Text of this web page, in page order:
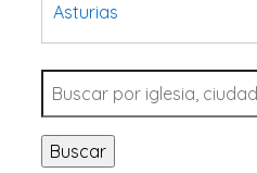
Asturias
Tarragona
Navarra
Valladolid
Sevilla
Buscar